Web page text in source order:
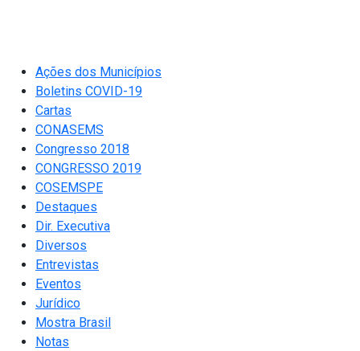
Ações dos Municípios
Boletins COVID-19
Cartas
CONASEMS
Congresso 2018
CONGRESSO 2019
COSEMSPE
Destaques
Dir. Executiva
Diversos
Entrevistas
Eventos
Jurídico
Mostra Brasil
Notas